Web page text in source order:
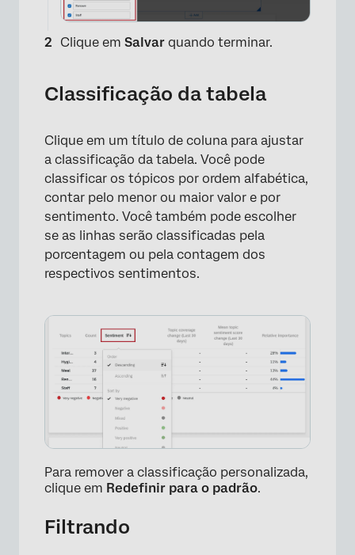
×
Clique em Salvar quando terminar.
Classificação da tabela
Clique em um título de coluna para ajustar
a classificação da tabela. Você pode
classificar os tópicos por ordem alfabética,
contar pelo menor ou maior valor e por
sentimento. Você também pode escolher
se as linhas serão classificadas pela
porcentagem ou pela contagem dos
respectivos sentimentos.
Para remover a classificação personalizada,
clique em Redefinir para o padrão.
Filtrando